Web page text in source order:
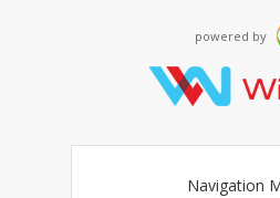
powered by
Navigation